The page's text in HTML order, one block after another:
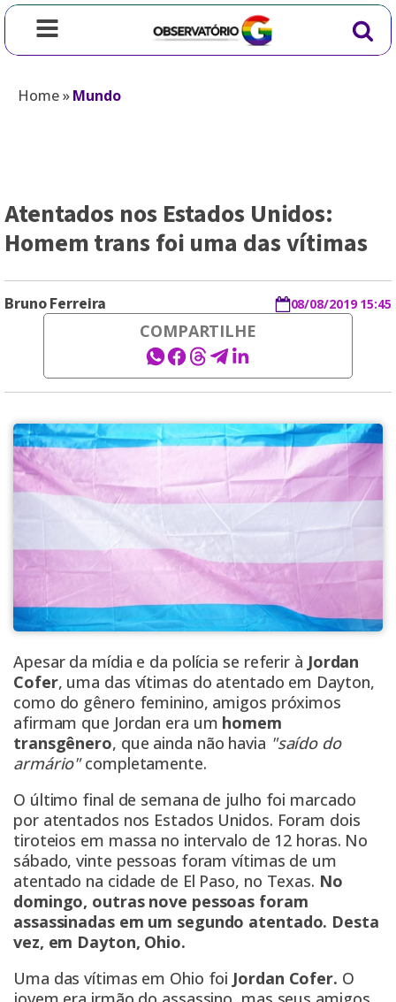
Home»Mundo
Atentados nos Estados Unidos:
Homem trans foi uma das vítimas
Bruno Ferreira 08/08/2019 15:45
COMPARTILHE
Apesar da mídia e da polícia se referir à Jordan
Cofer, uma das vítimas do atentado em Dayton,
como do gênero feminino, amigos próximos
afirmam que Jordan era um homem
transgênero, que ainda não havia "saído do
armário"completamente.
O último final de semana de julho foi marcado
por atentados nos Estados Unidos. Foram dois
tiroteios em massa no intervalo de 12 horas. No
sábado, vinte pessoas foram vítimas de um
atentado na cidade de El Paso, no Texas. No
domingo, outras nove pessoas foram
assassinadas em um segundo atentado. Desta
vez, em Dayton, Ohio.
Uma das vítimas em Ohio foi Jordan Cofer. O